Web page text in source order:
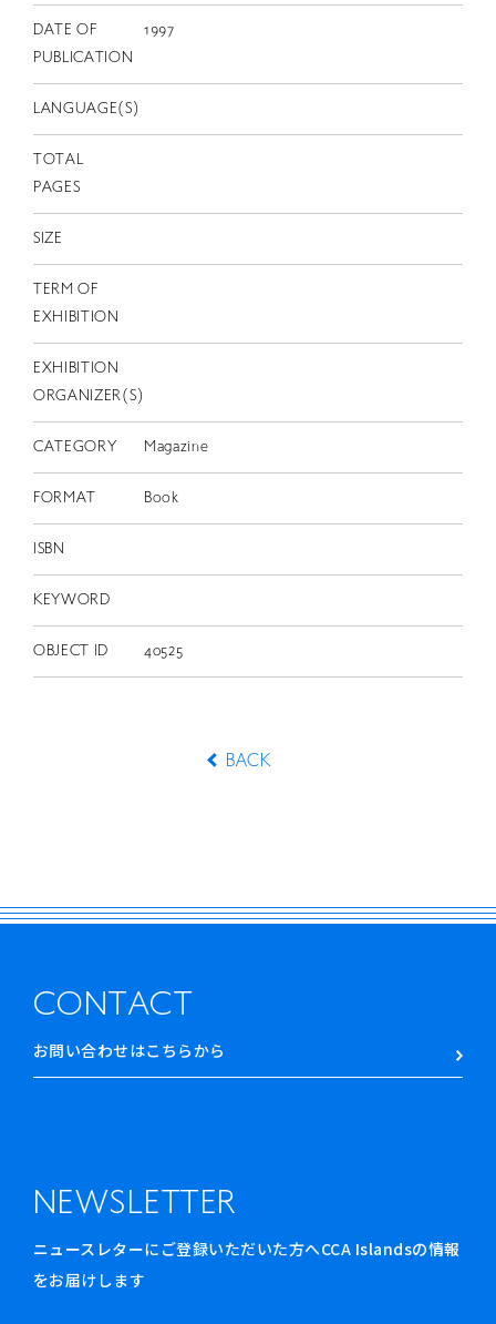
DATE OF
PUBLICATION
1997
LANGUAGE(S)
TOTAL
PAGES
SIZE
TERM OF
EXHIBITION
EXHIBITION
ORGANIZER(S)
CATEGORY Magazine
FORMAT Book
ISBN
KEYWORD
OBJECT ID 40525
BACK
CONTACT
お問い合わせはこちらから
NEWSLETTER
ニュースレターにご登録いただいた方へCCA Islandsの情報
をお届けします